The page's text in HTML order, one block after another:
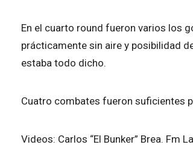
En el cuarto round fueron varios los
prácticamente sin aire y posibilidad
estaba todo dicho.
Cuatro combates fueron suficientes
Videos: Carlos “El Bunker” Brea. Fm